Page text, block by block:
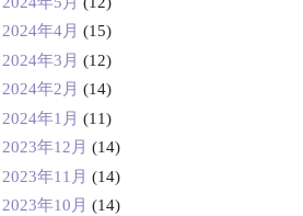
2024年4月 (15)
2024年3月 (12)
2024年2月 (14)
2024年1月 (11)
2023年12月 (14)
2023年11月 (14)
2023年10月 (14)